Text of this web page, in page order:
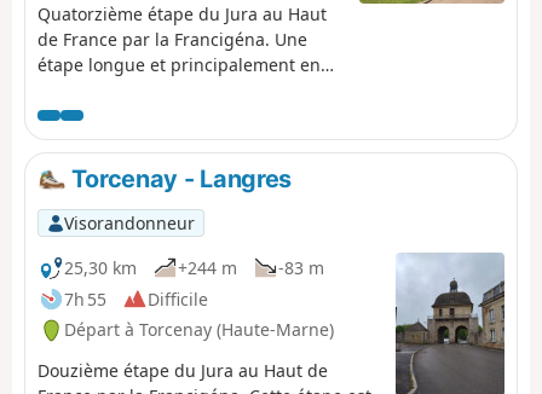
Quatorzième étape du Jura au Haut
de France par la Francigéna. Une
étape longue et principalement en
km de forêt avant d'arriver à
Châteauvillain, lovée dans une
boucle de l’Aujon. Châteauvillain est
une ville médiévale qui mérite son
label de Petite Cité de Caractère. Son
centre historique, bien défendu
derrière ses remparts, s’ouvre sur le
Parc National de Forêts.
Torcenay - Langres
Visorandonneur
25,30 km
+244 m
-83 m
7h 55
Difficile
Départ à Torcenay (Haute-Marne)
Douzième étape du Jura au Haut de